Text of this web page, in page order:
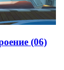
(06)